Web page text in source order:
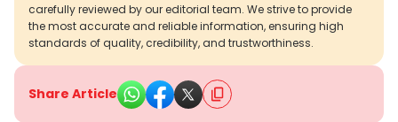
carefully reviewed by our editorial team. We strive to provide
the most accurate and reliable information, ensuring high
standards of quality, credibility, and trustworthiness.
Share Article